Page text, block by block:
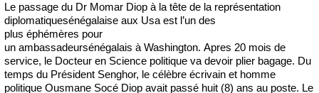
Le passage du Dr Momar Diop à la tête de la représentation
diplomatiquesénégalaise aux Usa est l’un des
plus éphémères pour
un ambassadeursénégalais à Washington. Apres 20 mois de
service, le Docteur en Science politique va devoir plier bagage. Du
temps du Président Senghor, le célèbre écrivain et homme
politique Ousmane Socé Diop avait passé huit (8) ans au poste. Le